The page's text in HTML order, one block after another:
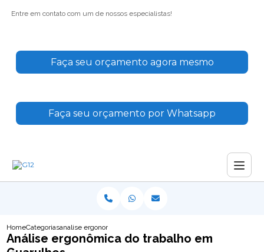
Entre em contato com um de nossos especialistas!
Faça seu orçamento agora mesmo
Faça seu orçamento por Whatsapp
HomeCategoriasanalise ergonomica do trabalho guarulhos
Análise ergonômica do trabalho em